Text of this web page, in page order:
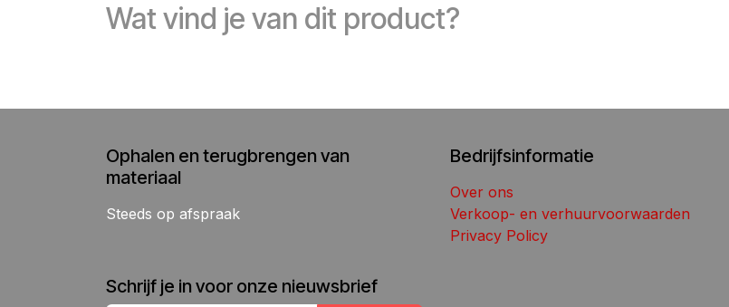
Wat vind je van dit product?
Ophalen en terugbrengen van
materiaal
Steeds op afspraak
Schrijf je in voor onze nieuwsbrief
Bedrijfsinformatie
Over ons
Verkoop- en verhuurvoorwaarden
Privacy Policy